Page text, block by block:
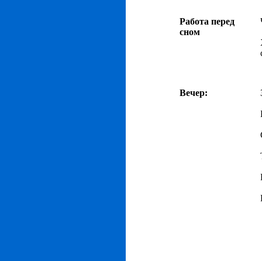
Работа перед
сном
Вечер: